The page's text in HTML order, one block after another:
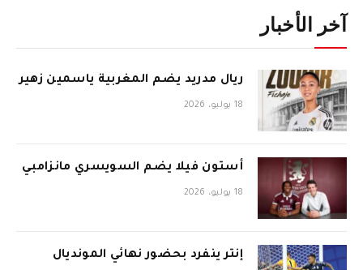
آخر الأخبار
ريال مدريد يضم المغربية ياسمين زهير
18 يوليو، 2026
أستون فيلا يضم السويسري مانزامبي
18 يوليو، 2026
إنتر ينفرد بحضور نهائي المونديال